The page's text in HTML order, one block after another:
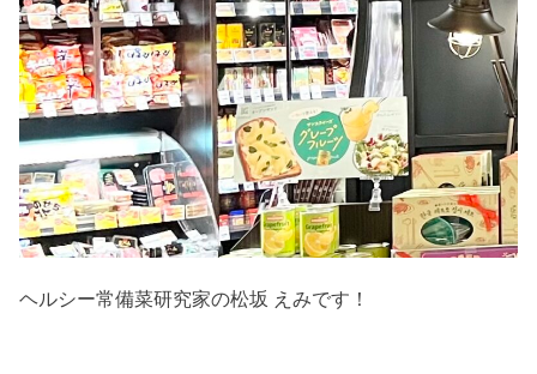
ヘルシー常備菜研究家の松坂 えみです！